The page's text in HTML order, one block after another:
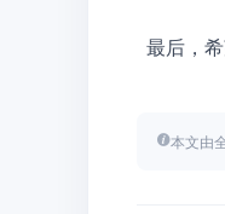
最后，
本文由